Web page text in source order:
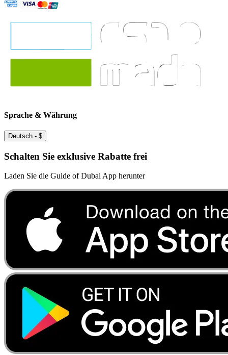
Sprache & Währung
Deutsch - $
Schalten Sie exklusive Rabatte frei
Laden Sie die Guide of Dubai App herunter